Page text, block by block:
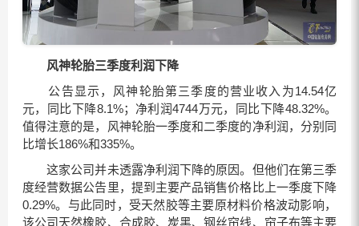
风神轮胎三季度利润下降
公告显示，风神轮胎第三季度的营业收入为14.54亿
元，同比下降8.1%；净利润4744万元，同比下降48.32%。
值得注意的是，风神轮胎一季度和二季度的净利润，分别同
比增长186%和335%。
这家公司并未透露净利润下降的原因。但他们在第三季
度经营数据公告里，提到主要产品销售价格比上一季度下降
0.29%。与此同时，受天然胶等主要原材料价格波动影响，
该公司天然橡胶、合成胶、炭黑、钢丝帘线、帘子布等主要